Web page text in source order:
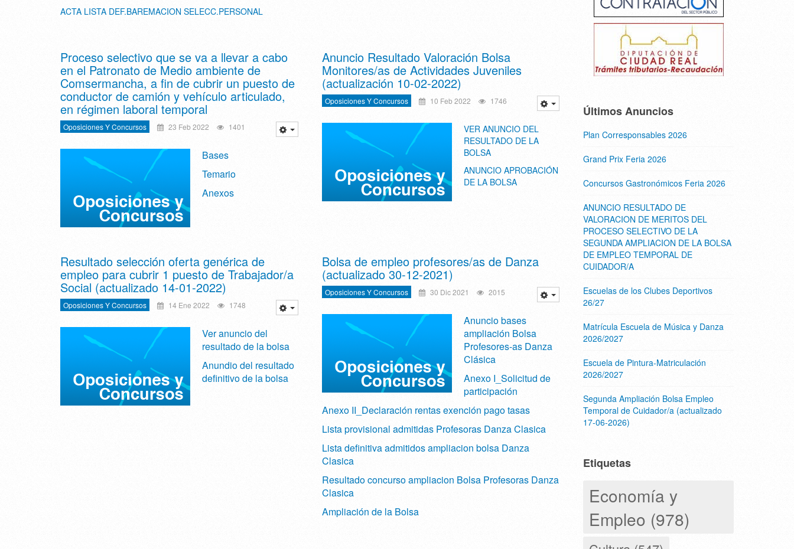
ACTA LISTA DEF.BAREMACION SELECC.PERSONAL
Proceso selectivo que se va a llevar a cabo
en el Patronato de Medio ambiente de
Comsermancha, a fin de cubrir un puesto de
conductor de camión y vehículo articulado,
en régimen laboral temporal
Oposiciones Y Concursos 23 Feb 2022 1401
Bases
Temario
Anexos
Anuncio Resultado Valoración Bolsa
Monitores/as de Actividades Juveniles
(actualización 10-02-2022)
Oposiciones Y Concursos 10 Feb 2022 1746
VER ANUNCIO DEL
RESULTADO DE LA
BOLSA
ANUNCIO APROBACIÓN
DE LA BOLSA
Resultado selección oferta genérica de
empleo para cubrir 1 puesto de Trabajador/a
Social (actualizado 14-01-2022)
Oposiciones Y Concursos 14 Ene 2022 1748
Ver anuncio del
resultado de la bolsa
Anundio del resultado
definitivo de la bolsa
Bolsa de empleo profesores/as de Danza
(actualizado 30-12-2021)
Oposiciones Y Concursos 30 Dic 2021 2015
Anuncio bases
ampliación Bolsa
Profesores-as Danza
Clásica
Anexo I_Solicitud de
participación
Anexo II_Declaración rentas exención pago tasas
Lista provisional admitidas Profesoras Danza Clasica
Lista definitiva admitidos ampliacion bolsa Danza
Clasica
Resultado concurso ampliacion Bolsa Profesoras Danza
Clasica
Ampliación de la Bolsa
Últimos Anuncios
Plan Corresponsables 2026
Grand Prix Feria 2026
Concursos Gastronómicos Feria 2026
ANUNCIO RESULTADO DE
VALORACION DE MERITOS DEL
PROCESO SELECTIVO DE LA
SEGUNDA AMPLIACION DE LA BOLSA
DE EMPLEO TEMPORAL DE
CUIDADOR/A
Escuelas de los Clubes Deportivos
26/27
Matrícula Escuela de Música y Danza
2026/2027
Escuela de Pintura-Matriculación
2026/2027
Segunda Ampliación Bolsa Empleo
Temporal de Cuidador/a (actualizado
17-06-2026)
Etiquetas
Economía y
Empleo (978)